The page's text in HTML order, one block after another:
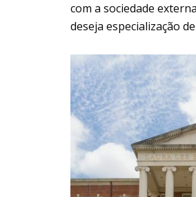
com a sociedade
deseja especialização